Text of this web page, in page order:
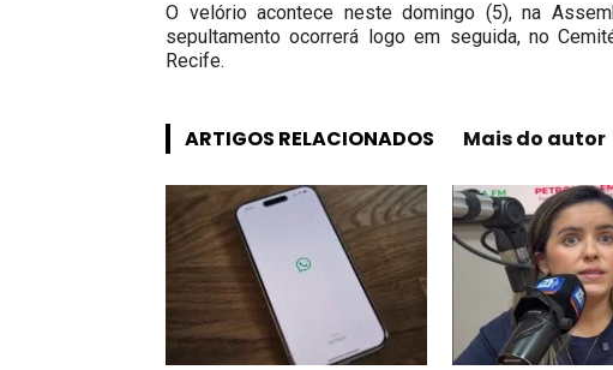
O velório acontece neste domingo (5), na
sepultamento ocorrerá logo em seguida, no
Recife.
ARTIGOS RELACIONADOS Mais do autor